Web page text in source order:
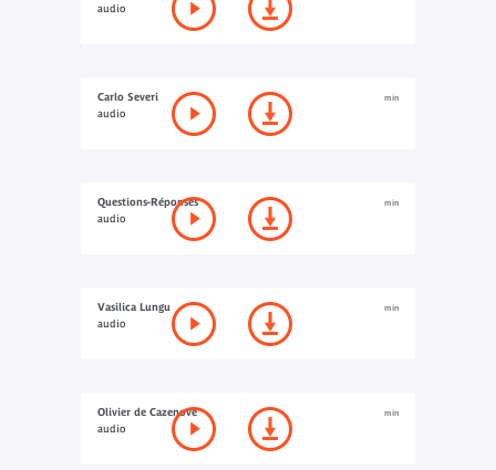
audio
Carlo Severi
audio
min
Questions-Réponses
audio
min
Vasilica Lungu
audio
min
Olivier de Cazenove
audio
min